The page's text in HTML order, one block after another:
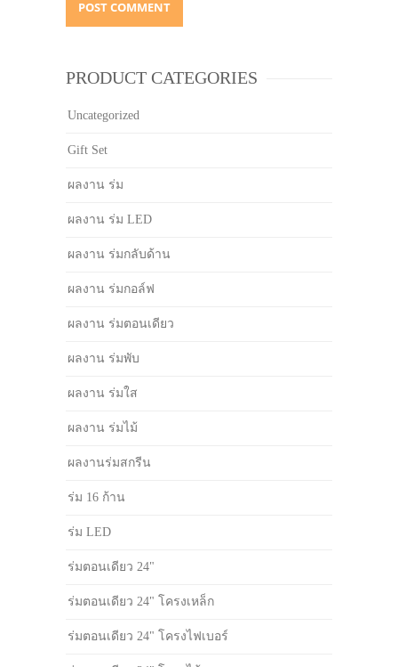
PRODUCT CATEGORIES
Uncategorized
Gift Set
ผลงาน ร่ม
ผลงาน ร่ม LED
ผลงาน ร่มกลับด้าน
ผลงาน ร่มกอล์ฟ
ผลงาน ร่มตอนเดียว
ผลงาน ร่มพับ
ผลงาน ร่มใส
ผลงาน ร่มไม้
ผลงานร่มสกรีน
ร่ม 16 ก้าน
ร่ม LED
ร่มตอนเดียว 24"
ร่มตอนเดียว 24" โครงเหล็ก
ร่มตอนเดียว 24" โครงไฟเบอร์